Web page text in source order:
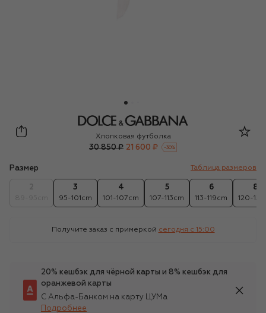
Dolce & Gabbana
Хлопковая футболка
30 850 ₽ 21 600 ₽ -30%
Размер Таблица размеров
3
95-101cm
4
101-107cm
5
107-113cm
6
113-119cm
8
120-
Получите заказ с примеркой сегодня c 15:00
20% кешбэк для чёрной карты и 8% кешбэк для
оранжевой карты
С Альфа-Банком на карту ЦУМа
Подробнее